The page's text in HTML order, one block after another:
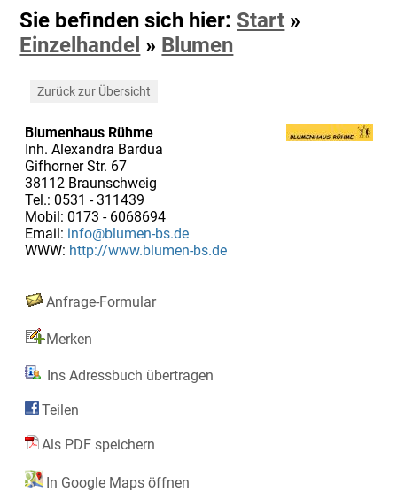
Sie befinden sich hier: Start »
Einzelhandel » Blumen
Zurück zur Übersicht
Blumenhaus Rühme
Inh. Alexandra Bardua
Gifhorner Str. 67
38112 Braunschweig
Tel.: 0531 - 311439
Mobil: 0173 - 6068694
Email: info@blumen-bs.de
WWW: http://www.blumen-bs.de
Anfrage-Formular
Merken
Ins Adressbuch übertragen
Teilen
Als PDF speichern
In Google Maps öffnen